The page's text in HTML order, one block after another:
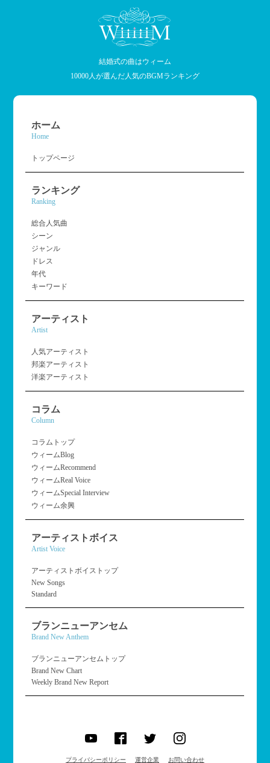
結婚式の曲はウィーム
10000人が選んだ人気のBGMランキング
ホーム
Home
トップページ
ランキング
Ranking
総合人気曲
シーン
ジャンル
ドレス
年代
キーワード
アーティスト
Artist
人気アーティスト
邦楽アーティスト
洋楽アーティスト
コラム
Column
コラムトップ
ウィームBlog
ウィームRecommend
ウィームReal Voice
ウィームSpecial Interview
ウィーム余興
アーティストボイス
Artist Voice
アーティストボイストップ
New Songs
Standard
ブランニューアンセム
Brand New Anthem
ブランニューアンセムトップ
Brand New Chart
Weekly Brand New Report
プライバシーポリシー 運営企業 お問い合わせ